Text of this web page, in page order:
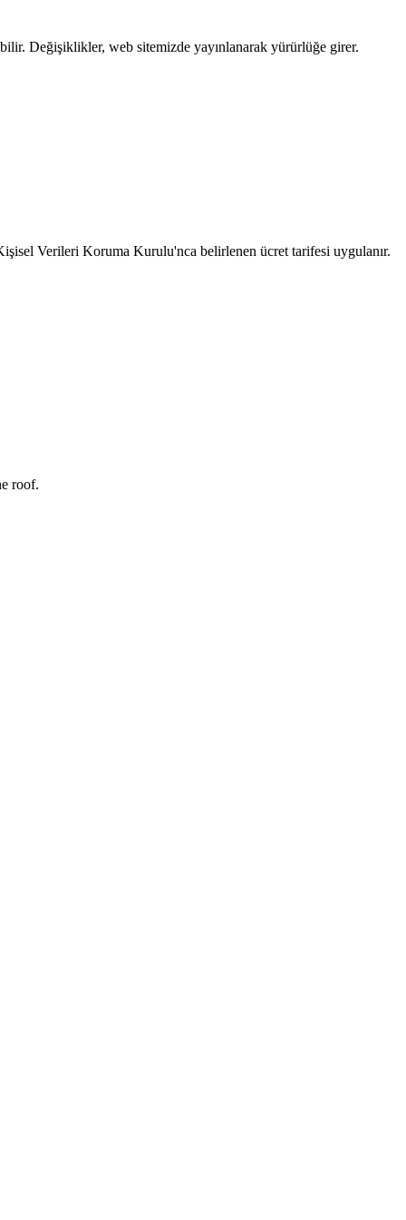
Değişiklikler, web sitemizde yayınlanarak yürürlüğe girer.
Verileri Koruma Kurulu'nca belirlenen ücret tarifesi uygulanır.
roof.